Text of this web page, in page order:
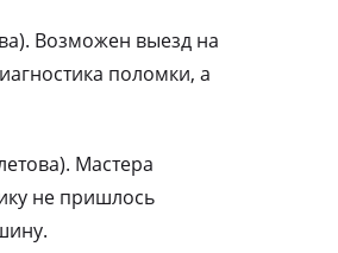
Возможен выезд на
поломки, а
Мастера
не пришлось